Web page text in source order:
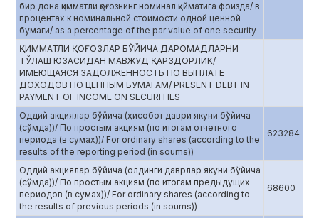
бир дона қимматли қоғознинг номинал қийматига фоизда/ в
процентах к номинальной стоимости одной ценной
бумаги/ as a percentage of the par value of one security
ҚИММАТЛИ ҚОҒОЗЛАР БЎЙИЧА ДАРОМАДЛАРНИ
ТЎЛАШ ЮЗАСИДАН МАВЖУД ҚАРЗДОРЛИК/
ИМЕЮЩАЯСЯ ЗАДОЛЖЕННОСТЬ ПО ВЫПЛАТЕ
ДОХОДОВ ПО ЦЕННЫМ БУМАГАМ/ PRESENT DEBT IN
PAYMENT OF INCOME ON SECURITIES
Оддий акциялар бўйича (ҳисобот даври якуни бўйича
(сўмда))/ По простым акциям (по итогам отчетного
периода (в сумах))/ For ordinary shares (according to the
results of the reporting period (in soums))
623284
Оддий акциялар бўйича (олдинги даврлар якуни бўйича
(сўмда))/ По простым акциям (по итогам предыдущих
периодов (в сумах))/ For ordinary shares (according to
the results of previous periods (in soums))
68600